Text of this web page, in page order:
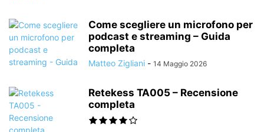
Come scegliere un microfono per
podcast e streaming – Guida
completa
Matteo Zigliani - 14 Maggio 2026
Retekess TA005 – Recensione
completa